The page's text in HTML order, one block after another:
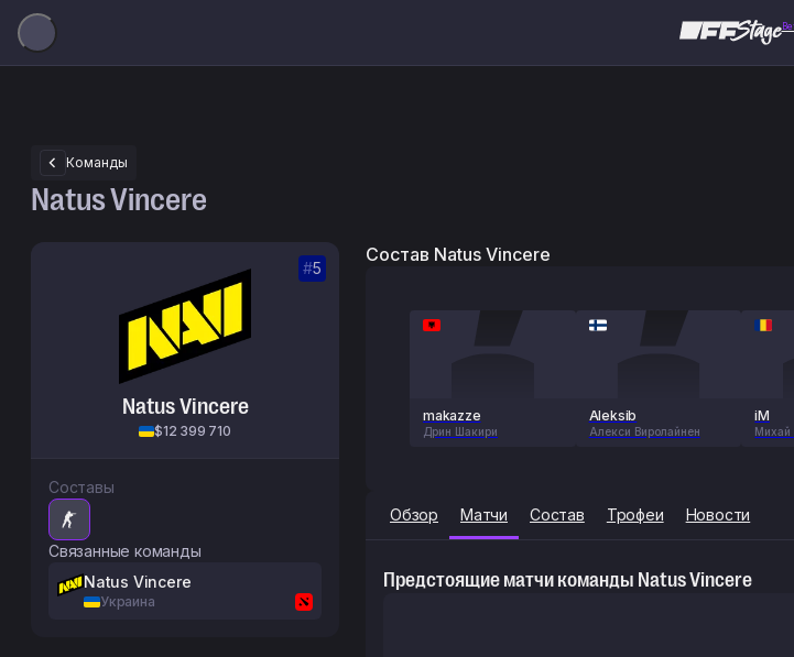
Команды
Natus Vincere
#5
Natus Vincere
$12 399 710
Составы
Связанные команды
Natus Vincere
Украина
Состав Natus Vincere
makazze
Дрин Шакири
Aleksib
Алекси Виролайнен
iM
Михай
Обзор Матчи Состав Трофеи Новости
Предстоящие матчи команды Natus Vincere